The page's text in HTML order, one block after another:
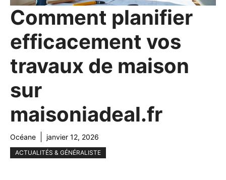
Comment planifier
efficacement vos
travaux de maison
sur
maisoniadeal.fr
Océane janvier 12, 2026
ACTUALITÉS & GÉNÉRALISTE